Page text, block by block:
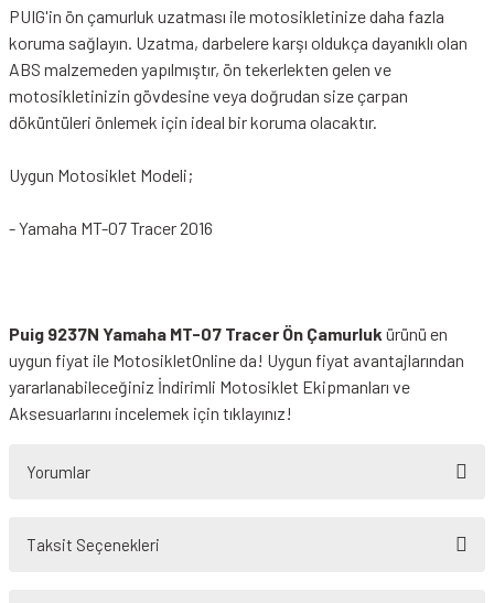
PUIG'in ön çamurluk uzatması ile motosikletinize daha fazla
koruma sağlayın. Uzatma, darbelere karşı oldukça dayanıklı olan
ABS malzemeden yapılmıştır, ön tekerlekten gelen ve
motosikletinizin gövdesine veya doğrudan size çarpan
döküntüleri önlemek için ideal bir koruma olacaktır.
Uygun Motosiklet Modeli;
- Yamaha MT-07 Tracer 2016
Puig 9237N Yamaha MT-07 Tracer Ön Çamurluk ürünü en
uygun fiyat ile MotosikletOnline da! Uygun fiyat avantajlarından
yararlanabileceğiniz İndirimli Motosiklet Ekipmanları ve
Aksesuarlarını incelemek için tıklayınız!
Yorumlar
Taksit Seçenekleri